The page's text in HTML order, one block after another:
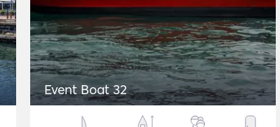
Event Boat 32